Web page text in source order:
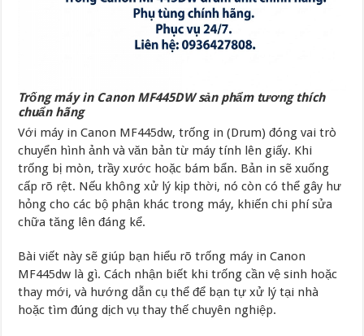
Trống máy in Canon MF445DW sản phẩm tương thích
chuẩn hãng
Với máy in Canon MF445dw, trống in (Drum) đóng vai trò
chuyển hình ảnh và văn bản từ máy tính lên giấy. Khi
trống bị mòn, trầy xước hoặc bám bẩn. Bản in sẽ xuống
cấp rõ rệt. Nếu không xử lý kịp thời, nó còn có thể gây hư
hỏng cho các bộ phận khác trong máy, khiến chi phí sửa
chữa tăng lên đáng kể.
Bài viết này sẽ giúp bạn hiểu rõ trống máy in Canon
MF445dw là gì. Cách nhận biết khi trống cần vệ sinh hoặc
thay mới, và hướng dẫn cụ thể để bạn tự xử lý tại nhà
hoặc tìm đúng dịch vụ thay thế chuyên nghiệp.